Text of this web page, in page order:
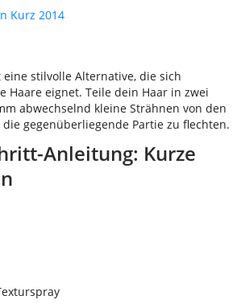
Kurz 2014
stilvolle Alternative, die sich
Haare eignet. Teile dein Haar in zwei
abwechselnd kleine Strähnen von den
gegenüberliegende Partie zu flechten.
Anleitung: Kurze